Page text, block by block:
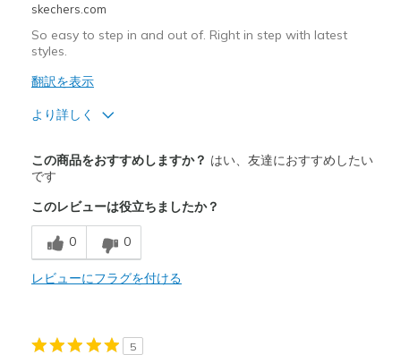
skechers.com
So easy to step in and out of. Right in step with latest
styles.
翻訳を表示
より詳しく
Attractive Design
Comfortable
Stylish
以下に最適
Travel
この商品をおすすめしますか？ はい、友達におすすめしたい
です
このレビューは役立ちましたか？
0 0
レビューにフラグを付ける
5